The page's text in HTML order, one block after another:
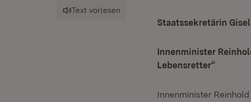
Text vorlesen
Staatssekretärin
Innenminister
Lebensretter“
Innenminister